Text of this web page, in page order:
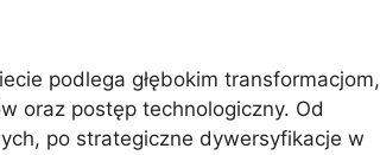
podlega głębokim transformacjom,
oraz postęp technologiczny. Od
po strategiczne dywersyfikacje w